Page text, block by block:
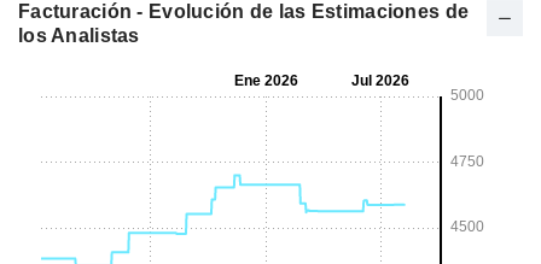
Facturación - Evolución de las Estimaciones de
los Analistas